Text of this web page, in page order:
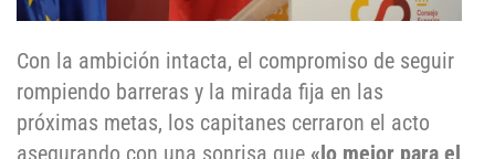
Con la ambición intacta, el compromiso de seguir
rompiendo barreras y la mirada fija en las
próximas metas, los capitanes cerraron el acto
asegurando con una sonrisa que «lo mejor para el